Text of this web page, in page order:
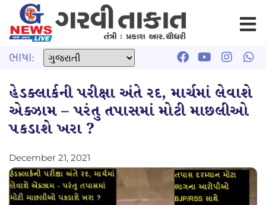
ભાષા:
હેડક્લાર્કની પરીક્ષા અંતે રદ, માર્ચમાં લેવાશે
એક્ઝામ – પરંતુ તપાસમાં મોટી માછલીઓ
પકડાશે ખરા ?
December 21, 2021